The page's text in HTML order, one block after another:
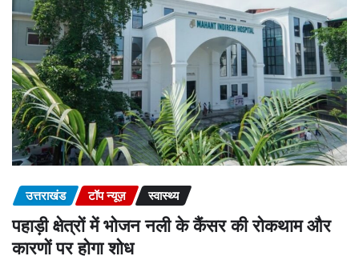
उत्तराखंड टॉप न्यूज़ स्वास्थ्य
पहाड़ी क्षेत्रों में भोजन नली के कैंसर की रोकथाम और
कारणों पर होगा शोध